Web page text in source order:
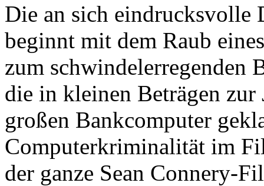
Die an sich eindrucksvolle
beginnt mit dem Raub
zum
die in kleinen Beträgen zur
großen Bankcomputer
Computerkriminalität im
der ganze Sean Connery-